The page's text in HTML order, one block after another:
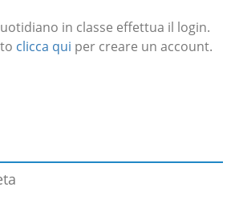
in classe effettua il login.
clicca qui per creare un account.